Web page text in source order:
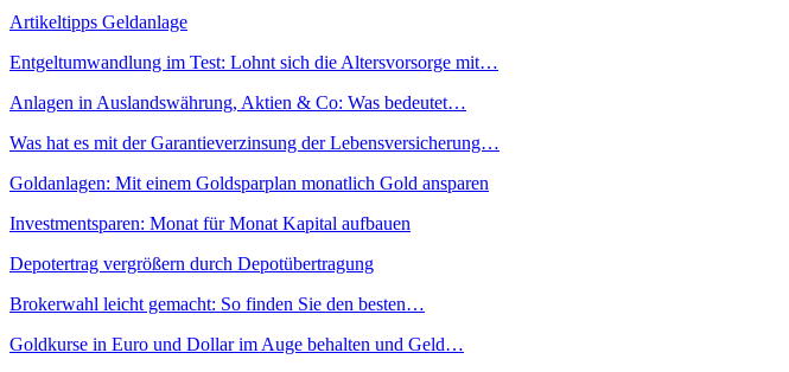
Artikeltipps Geldanlage
Entgeltumwandlung im Test: Lohnt sich die Altersvorsorge mit…
Anlagen in Auslandswährung, Aktien & Co: Was bedeutet…
Was hat es mit der Garantieverzinsung der Lebensversicherung…
Goldanlagen: Mit einem Goldsparplan monatlich Gold ansparen
Investmentsparen: Monat für Monat Kapital aufbauen
Depotertrag vergrößern durch Depotübertragung
Brokerwahl leicht gemacht: So finden Sie den besten…
Goldkurse in Euro und Dollar im Auge behalten und Geld…